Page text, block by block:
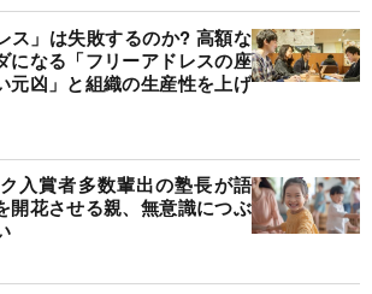
ス」は失敗するのか? 高額な
になる「フリーアドレスの座
元凶」と組織の生産性を上げ
入賞者多数輩出の塾長が語
開花させる親、無意識につぶ